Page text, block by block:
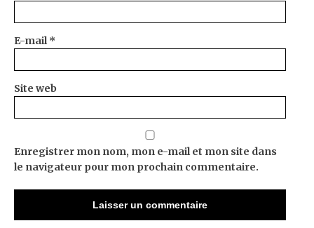
E-mail *
Site web
Enregistrer mon nom, mon e-mail et mon site dans
le navigateur pour mon prochain commentaire.